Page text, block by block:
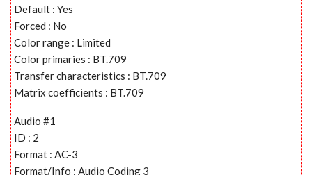
Default : Yes
Forced : No
Color range : Limited
Color primaries : BT.709
Transfer characteristics : BT.709
Matrix coefficients : BT.709
Audio #1
ID : 2
Format : AC-3
Format/Info : Audio Coding 3